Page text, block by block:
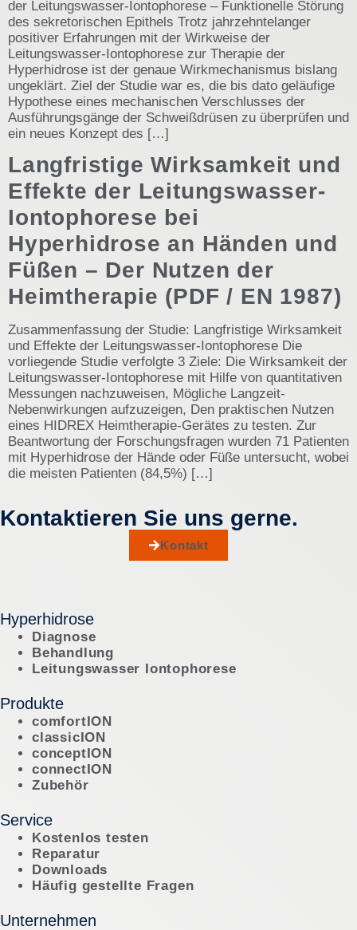
der Leitungswasser-Iontophorese – Funktionelle Störung
des sekretorischen Epithels Trotz jahrzehntelanger
positiver Erfahrungen mit der Wirkweise der
Leitungswasser-Iontophorese zur Therapie der
Hyperhidrose ist der genaue Wirkmechanismus bislang
ungeklärt. Ziel der Studie war es, die bis dato geläufige
Hypothese eines mechanischen Verschlusses der
Ausführungsgänge der Schweißdrüsen zu überprüfen und
ein neues Konzept des […]
Langfristige Wirksamkeit und
Effekte der Leitungswasser-
Iontophorese bei
Hyperhidrose an Händen und
Füßen – Der Nutzen der
Heimtherapie (PDF / EN 1987)
Zusammenfassung der Studie: Langfristige Wirksamkeit
und Effekte der Leitungswasser-Iontophorese Die
vorliegende Studie verfolgte 3 Ziele: Die Wirksamkeit der
Leitungswasser-Iontophorese mit Hilfe von quantitativen
Messungen nachzuweisen, Mögliche Langzeit-
Nebenwirkungen aufzuzeigen, Den praktischen Nutzen
eines HIDREX Heimtherapie-Gerätes zu testen. Zur
Beantwortung der Forschungsfragen wurden 71 Patienten
mit Hyperhidrose der Hände oder Füße untersucht, wobei
die meisten Patienten (84,5%) […]
Kontaktieren Sie uns gerne.
Kontakt
Hyperhidrose
Diagnose
Behandlung
Leitungswasser Iontophorese
Produkte
comfortION
classicION
conceptION
connectION
Zubehör
Service
Kostenlos testen
Reparatur
Downloads
Häufig gestellte Fragen
Unternehmen